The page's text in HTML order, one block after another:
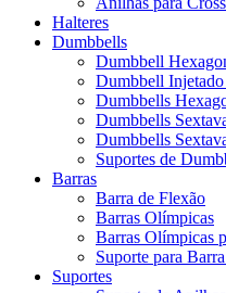
Halteres
Dumbbells
Dumbbell
Dumbbell
Dumbbells
Dumbbells
Dumbbells
Suportes de
Barras
Barra de Flexão
Barras Olímpicas
Barras Olímpicas
Suporte para
Suportes